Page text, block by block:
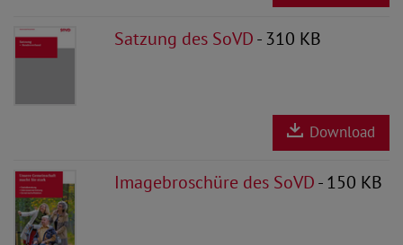
Satzung des SoVD- 310 KB
Download
Imagebroschüre des SoVD- 150 KB